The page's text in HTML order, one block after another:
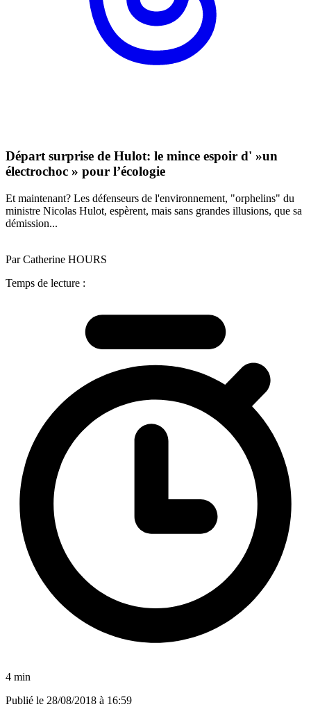
Départ surprise de Hulot: le mince espoir d' »un
électrochoc » pour l’écologie
Et maintenant? Les défenseurs de l'environnement, "orphelins" du
ministre Nicolas Hulot, espèrent, mais sans grandes illusions, que sa
démission...
Par Catherine HOURS
Temps de lecture :
4 min
Publié le 28/08/2018 à 16:59